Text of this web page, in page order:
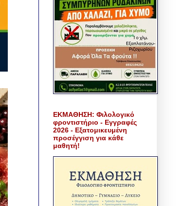
ΕΚΜΑΘΗΣΗ: Φιλολογικό
φροντιστήριο - Εγγραφές
2026 - Εξατομικευμένη
προσέγγιση για κάθε
μαθητή!